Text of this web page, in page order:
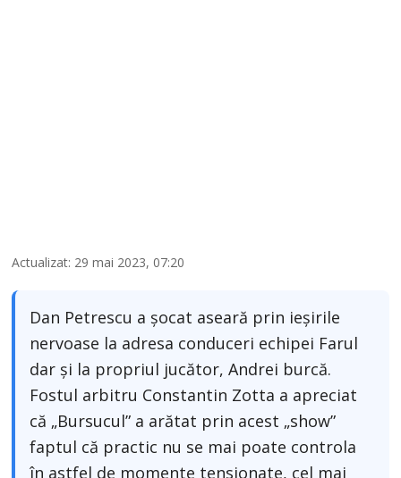
Actualizat: 29 mai 2023, 07:20
Dan Petrescu a șocat aseară prin ieșirile
nervoase la adresa conduceri echipei Farul
dar și la propriul jucător, Andrei burcă.
Fostul arbitru Constantin Zotta a apreciat
că „Bursucul” a arătat prin acest „show”
faptul că practic nu se mai poate controla
în astfel de momente tensionate, cel mai